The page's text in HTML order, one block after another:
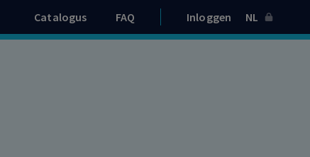
Catalogus FAQ Inloggen NL